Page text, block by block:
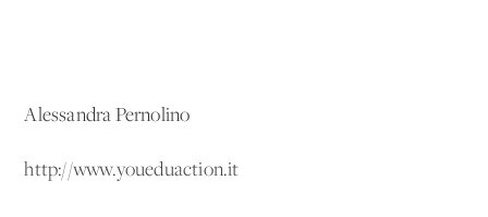
Alessandra Pernolino
http://www.youeduaction.it